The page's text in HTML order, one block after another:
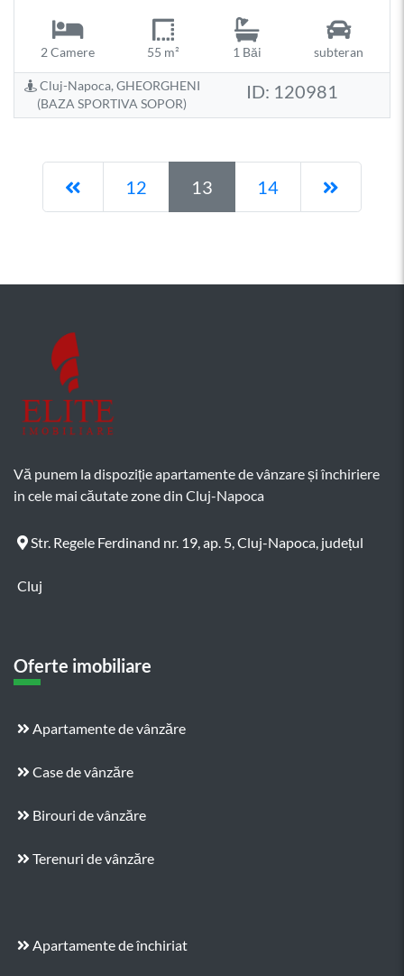
2 Camere 55 m² 1 Băi subteran
Cluj-Napoca, GHEORGHENI
(BAZA SPORTIVA SOPOR)
ID: 120981
Pagina anterioară
12 13 14
Vă punem la dispoziție apartamente de vânzare și închiriere
in cele mai căutate zone din Cluj-Napoca
Str. Regele Ferdinand nr. 19, ap. 5, Cluj-Napoca, județul
Cluj
Oferte imobiliare
Apartamente de vânzăre
Case de vânzăre
Birouri de vânzăre
Terenuri de vânzăre
Apartamente de închiriat